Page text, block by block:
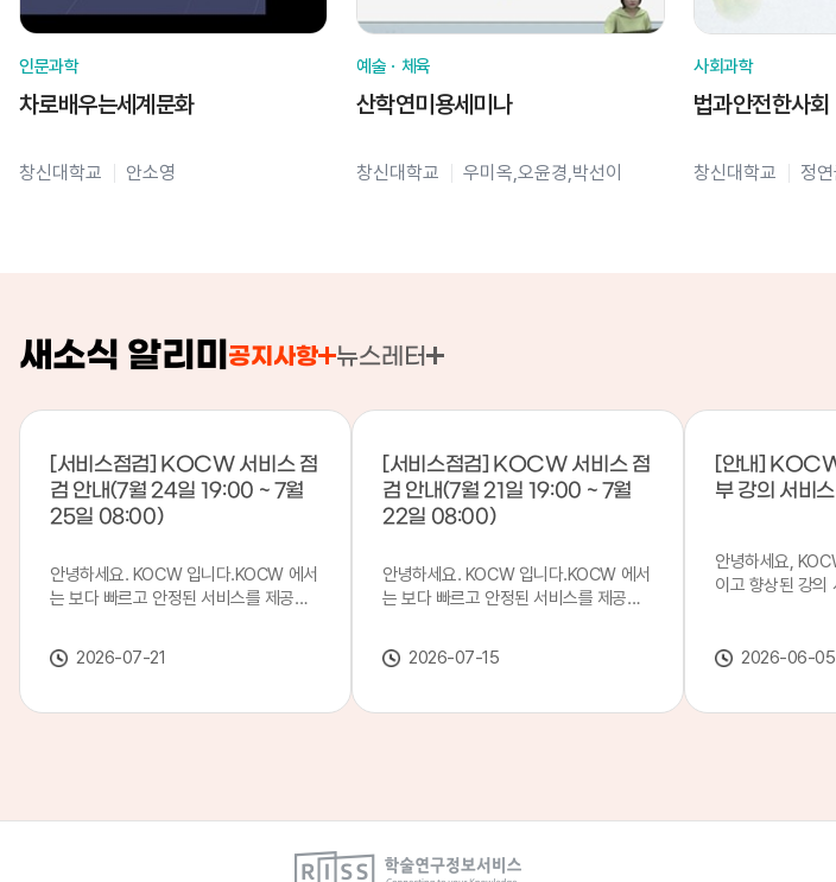
인문과학
차로배우는세계문화
창신대학교 안소영
예술ㆍ체육
산학연미용세미나
창신대학교 우미옥,오윤경,박선이
사회과학
법과안전한사회
창신대학교 정
새소식 알리미 공지사항 뉴스레터
[서비스점검] KOCW 서비스 점
검 안내(7월 24일 19:00 ~ 7월
25일 08:00)
안녕하세요. KOCW 입니다.KOCW 에서
는 보다 빠르고 안정된 서비스를 제공하
합니다.※ 서비스 점검 작업 일시 : 7월
24일(금) 19:00 ~ 7월 25일(토) 08:00
안 서비스가 일시 중지될 수 있으니, 이
2026-07-21
[서비스점검] KOCW 서비스 점
검 안내(7월 21일 19:00 ~ 7월
22일 08:00)
안녕하세요. KOCW 입니다.KOCW 에서
는 보다 빠르고 안정된 서비스를 제공하
합니다.※ 서비스 점검 작업 일시 : 7월 21
일(화) 19:00 ~ 7월 22일(수) 08:00이
서비스가일시 중지될 수 있으니, 이 점 양
2026-07-15
[안내]
부 강의 서비
안녕하세요,
이고 향상된 강의
스가 종료될 예정
종료 강의 안내
었습니다. 서비
2026-06-05